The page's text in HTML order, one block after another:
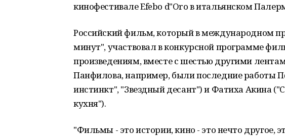
кинофестивале Efebo d"Oro в итальянском
Российский фильм, который в международном
минут", участвовал в конкурсной программе
произведениям, вместе с шестью другими
Панфилова, например, были последние работы
инстинкт", "Звездный десант") и Фатиха Акина
кухня").
"Фильмы - это истории, кино - это нечто другое,